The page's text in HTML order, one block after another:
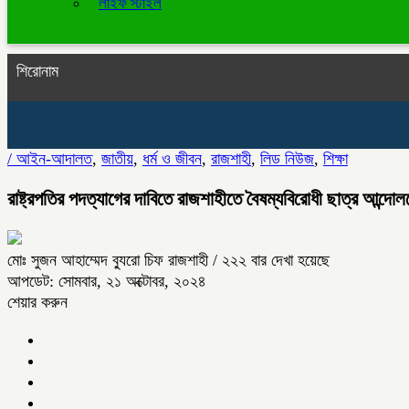
শিরোনাম
/ আইন-আদালত, জাতীয়, ধর্ম ও জীবন, রাজশাহী, লিড নিউজ, শিক্ষা
রাষ্ট্রপতির পদত্যাগের দাবিতে রাজশাহীতে বৈষম্যবিরোধী ছাত্র
মোঃ সুজন আহাম্মেদ ব্যুরো চিফ রাজশাহী / ২২২ বার দেখা হয়েছে
আপডেট: সোমবার, ২১ অক্টোবর, ২০২৪
শেয়ার করুন